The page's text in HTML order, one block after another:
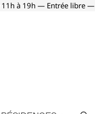
11h à 19h — Entrée libre —